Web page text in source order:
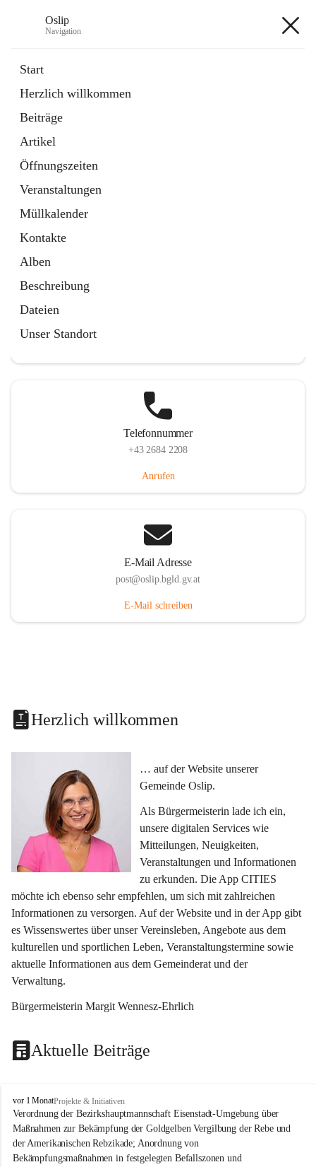
Oslip
Navigation
Start
Herzlich willkommen
Beiträge
Artikel
Öffnungszeiten
Veranstaltungen
Müllkalender
Kontakte
Alben
Beschreibung
Dateien
Unser Standort
Externe Webseite
in
Tab
Bundeskanzleramt Österreich
Externe Webseite
öffnet
in
neuem
Tab
Telefonnummer
+43 2684 2208
Anrufen
E-Mail Adresse
post@oslip.bgld.gv.at
E-Mail schreiben
Herzlich willkommen
… auf der Website unserer
Gemeinde Oslip.
Als Bürgermeisterin lade ich ein,
unsere digitalen Services wie
Mitteilungen, Neuigkeiten,
Veranstaltungen und Informationen
zu erkunden. Die App CITIES
möchte ich ebenso sehr empfehlen, um sich mit zahlreichen
Informationen zu versorgen. Auf der Website und in der App gibt
es Wissenswertes über unser Vereinsleben, Angebote aus dem
kulturellen und sportlichen Leben, Veranstaltungstermine sowie
aktuelle Informationen aus dem Gemeinderat und der
Verwaltung.
Bürgermeisterin Margit Wennesz-Ehrlich
Aktuelle Beiträge
O
s
l
i
p
vor 1 MonatProjekte & Initiativen
Verordnung der Bezirkshauptmannschaft Eisenstadt-Umgebung über
Maßnahmen zur Bekämpfung der Goldgelben Vergilbung der Rebe und
der Amerikanischen Rebzikade; Anordnung von
Bekämpfungsmaßnahmen in festgelegten Befallszonen und